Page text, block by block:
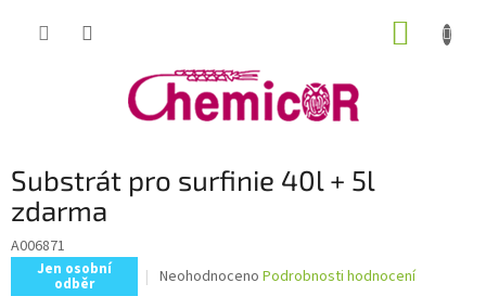
Substrát pro surfinie 40l + 5l
zdarma
A006871
Jen osobní
odběr
Průměrné
Neohodnoceno Podrobnosti hodnocení